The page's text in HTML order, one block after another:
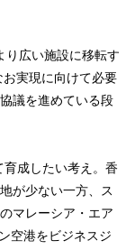
広い施設に移転す
実現に向けて必要
議を進めている段
成したい考え。香
が少ない一方、ス
マレーシア・エア
空港をビジネスジ